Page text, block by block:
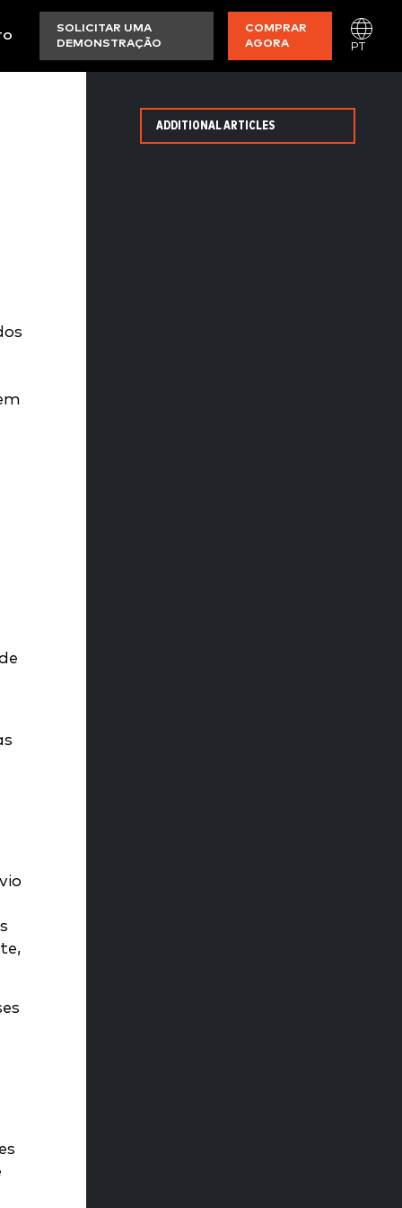
SOLICITAR UMA
DEMONSTRAÇÃO
COMPRAR
AGORA
PT
ADDITIONAL ARTICLES